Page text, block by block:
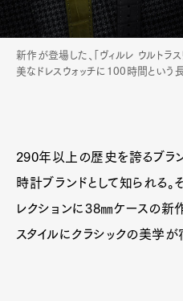
新作が登場した、「ヴィルレ ウルトラス
美なドレスウォッチに100時間という
290年以上の歴史を誇るブラ
時計ブランドとして知られる。
レクションに38㎜ケースの新
スタイルにクラシックの美学が